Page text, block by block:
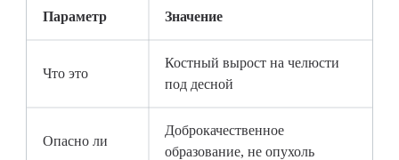
Параметр Значение
Что это
Костный вырост на челюсти
под десной
Опасно ли
Доброкачественное
образование, не опухоль